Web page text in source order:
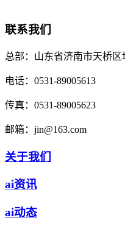
联系我们
总部： 山东省济南市天桥区
电话： 0531-89005613
传真： 0531-89005623
邮箱： jin@163.com
关于我们
ai资讯
ai动态